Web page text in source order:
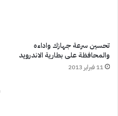
تحسين سرعة جهازك واداءه
والمحافظة على بطارية الاندرويد
11 فبراير 2013